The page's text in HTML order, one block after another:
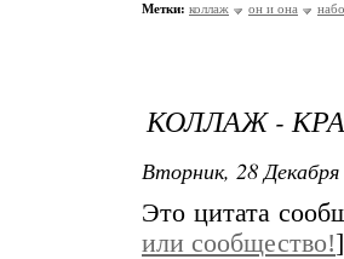
Метки: коллаж он и она
КОЛЛАЖ -
Вторник, 28
Это цитата
или сообщество!]